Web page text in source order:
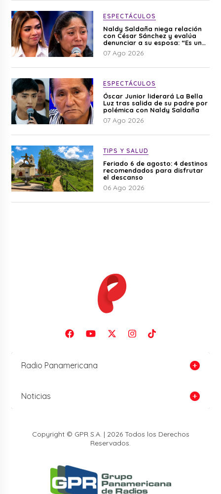
ESPECTÁCULOS
Naldy Saldaña niega relación
con César Sánchez y evalúa
denunciar a su esposa: “Es una
difamación”
07 Ago 2026
ESPECTÁCULOS
Óscar Junior liderará La Bella
Luz tras salida de su padre por
polémica con Naldy Saldaña
07 Ago 2026
TIPS Y SALUD
Feriado 6 de agosto: 4 destinos
recomendados para disfrutar
el descanso
06 Ago 2026
Radio Panamericana
Noticias
Copyright © GPR S.A. | 2026 Todos los Derechos
Reservados.